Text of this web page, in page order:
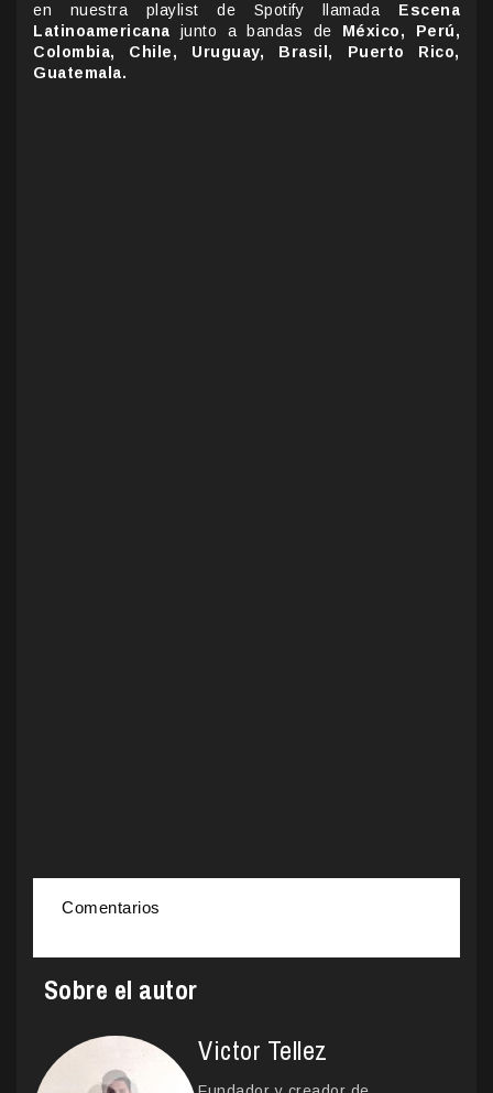
en nuestra playlist de Spotify llamada Escena
Latinoamericana junto a bandas de México, Perú,
Colombia, Chile, Uruguay, Brasil, Puerto Rico,
Guatemala.
Comentarios
Sobre el autor
Victor Tellez